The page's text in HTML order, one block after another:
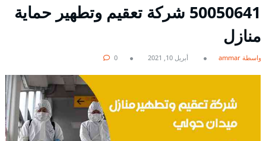
50050641 شركة تعقيم وتطهير حماية
منازل
بواسطة ammar أبريل 10, 2021 0